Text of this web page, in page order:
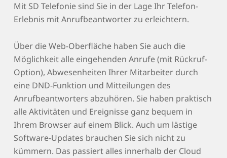
Mit SD Telefonie sind Sie in der Lage Ihr Telefon-
Erlebnis mit Anrufbeantworter zu erleichtern.
Über die Web-Oberfläche haben Sie auch die
Möglichkeit alle eingehenden Anrufe (mit Rückruf-
Option), Abwesenheiten Ihrer Mitarbeiter durch
eine DND-Funktion und Mitteilungen des
Anrufbeantworters abzuhören. Sie haben praktisch
alle Aktivitäten und Ereignisse ganz bequem in
Ihrem Browser auf einem Blick. Auch um lästige
Software-Updates brauchen Sie sich nicht zu
kümmern. Das passiert alles innerhalb der Cloud